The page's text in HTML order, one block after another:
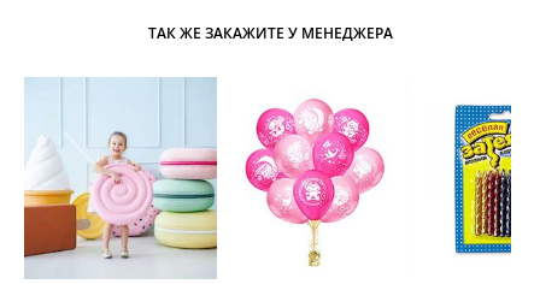
ТАК ЖЕ ЗАКАЖИТЕ У МЕНЕДЖЕРА